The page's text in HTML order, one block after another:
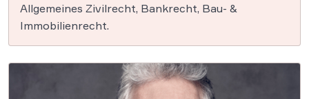
Allgemeines Zivilrecht, Bankrecht, Bau- &
Immobilienrecht.